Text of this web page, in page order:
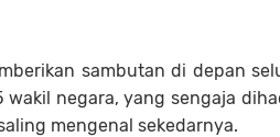
sambutan di depan
negara, yang sengaja
mengenal sekedarnya.